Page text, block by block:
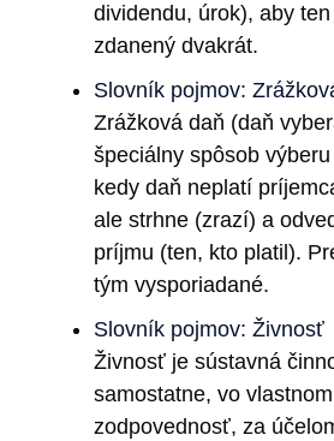
dividendu, úrok), aby
zdanený dvakrát.
Slovník pojmov:
Zrážková daň (daň
špeciálny spôsob
kedy daň neplatí
ale strhne (zrazí) a
príjmu (ten, kto platil).
tým vysporiadané.
Slovník pojmov: Živnosť
Živnosť je sústavná
samostatne, vo
zodpovednosť, za